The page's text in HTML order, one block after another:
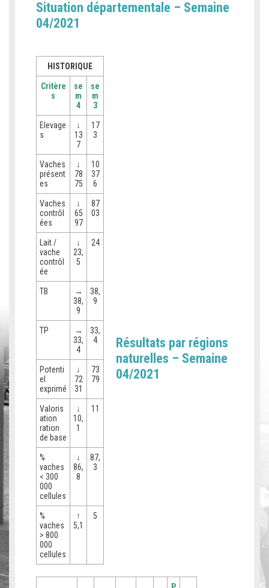
Situation départementale – Semaine
04/2021
HISTORIQUE
Critère
s
se
m
4
se
m
3
Elevage
s
↓
13
7
17
3
Vaches
présent
es
↓
78
75
10
37
6
Vaches
contrôl
ées
↓
65
97
87
03
Lait /
vache
contrôl
ée
↓
23,
5
24
TB
→
38,
9
38,
9
TP
→
33,
4
33,
4
Potenti
el
exprimé
↓
72
31
73
79
Valoris
ation
ration
de base
↓
10,
1
11
%
vaches
< 300
000
cellules
↓
86,
8
87,
3
%
vaches
> 800
000
cellules
↑
5,1
5
Résultats par régions
naturelles – Semaine
04/2021